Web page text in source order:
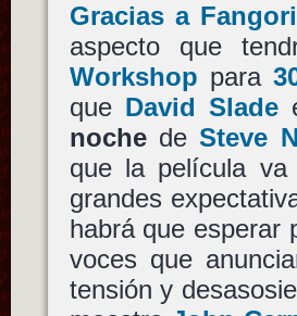
Gracias a
aspecto que
Workshop para
que David Slade
nochedeSteve
que la película
grandes
habrá que esperar
voces que
tensión y